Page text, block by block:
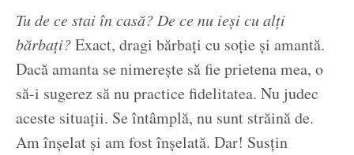
Tu de ce stai în casă? De ce nu ieși cu alți
bărbați?Exact, dragi bărbați cu soție și amantă.
Dacă amanta se nimerește să fie prietena mea, o
să-i sugerez să nu practice fidelitatea. Nu judec
aceste situații. Se întâmplă, nu sunt străină de.
Am înșelat și am fost înșelată. Dar! Susțin